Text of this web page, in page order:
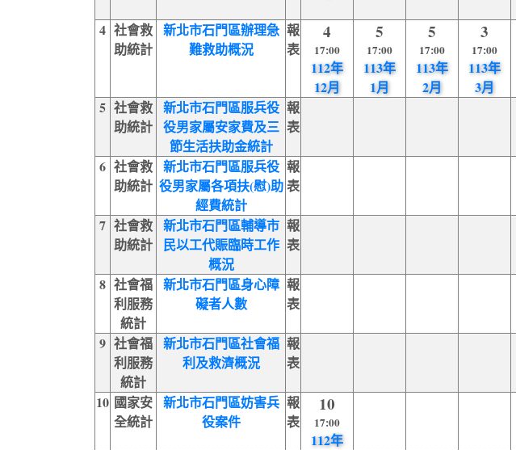
4 社會救
助統計
新北市石門區辦理急
難救助概況
報
表
4
17:00
112年
12月
5
17:00
113年
1月
5
17:00
113年
2月
3
17:00
113年
3月
5 社會救
助統計
新北市石門區服兵役
役男家屬安家費及三
節生活扶助金統計
報
表
6 社會救
助統計
新北市石門區服兵役
役男家屬各項扶(慰)助
經費統計
報
表
7 社會救
助統計
新北市石門區輔導市
民以工代賑臨時工作
概況
報
表
8 社會福
利服務
統計
新北市石門區身心障
礙者人數
報
表
9 社會福
利服務
統計
新北市石門區社會福
利及救濟概況
報
表
10 國家安
全統計
新北市石門區妨害兵
役案件
報
表
10
17:00
112年